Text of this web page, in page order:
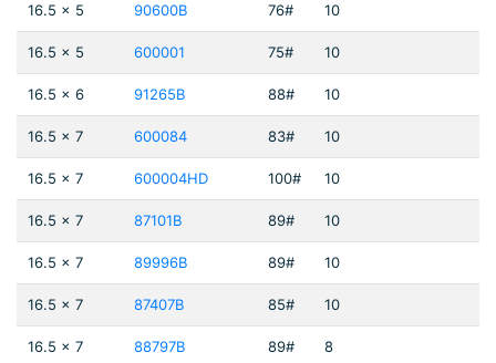
16.5 x 5 90600B 76# 10
16.5 x 5 600001 75# 10
16.5 x 6 91265B 88# 10
16.5 x 7 600084 83# 10
16.5 x 7 600004HD 100# 10
16.5 x 7 87101B 89# 10
16.5 x 7 89996B 89# 10
16.5 x 7 87407B 85# 10
16.5 x 7 88797B 89# 8